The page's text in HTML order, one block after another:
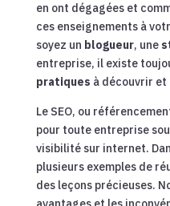
en ont dégagées et
ces enseignements à
soyez un blogueur, une
entreprise, il existe
pratiques à découvrir et
Le SEO, ou
pour toute entreprise
visibilité sur internet.
plusieurs exemples de
des leçons précieuses.